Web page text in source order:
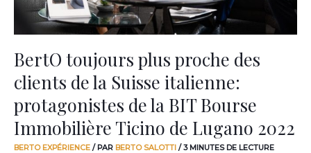
BertO toujours plus proche des
clients de la Suisse italienne:
protagonistes de la BIT Bourse
Immobilière Ticino de Lugano 2022
BERTO EXPÉRIENCE / PAR BERTO SALOTTI /3 MINUTES DE LECTURE
italienne:
protagonistes
de
BIT
Bourse
Immobilière
Ticino
de
Lugano
2022